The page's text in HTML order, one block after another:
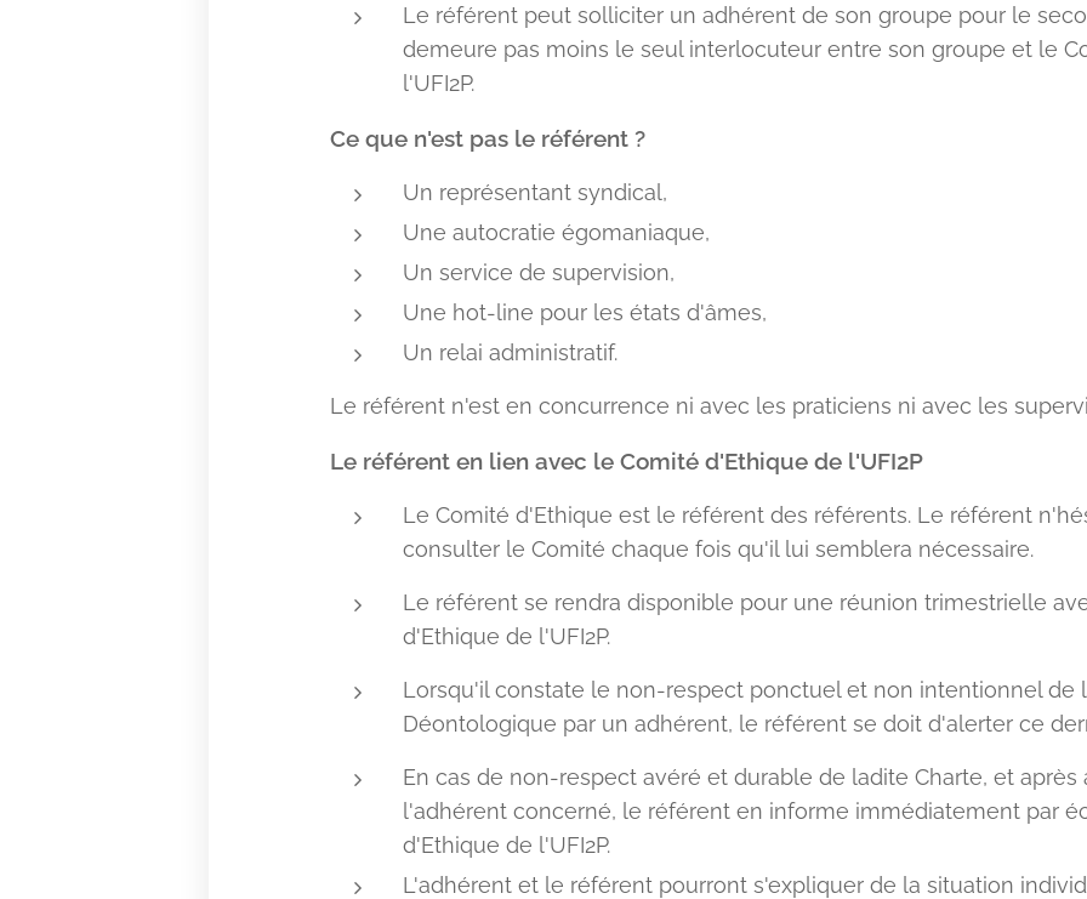
Le référent peut solliciter un adhérent de son groupe pour le
demeure pas moins le seul interlocuteur entre son groupe et le
l'UFI2P.
Ce que n'est pas le référent ?
Un représentant syndical,
Une autocratie égomaniaque,
Un service de supervision,
Une hot-line pour les états d'âmes,
Un relai administratif.
Le référent n'est en concurrence ni avec les praticiens ni avec les
Le référent en lien avec le Comité d'Ethique de l'UFI2P
Le Comité d'Ethique est le référent des référents. Le référent
consulter le Comité chaque fois qu'il lui semblera nécessaire.
Le référent se rendra disponible pour une réunion trimestrielle
d'Ethique de l'UFI2P.
Lorsqu'il constate le non-respect ponctuel et non intentionnel de
Déontologique par un adhérent, le référent se doit d'alerter ce
En cas de non-respect avéré et durable de ladite Charte, et après
l'adhérent concerné, le référent en informe immédiatement par
d'Ethique de l'UFI2P.
L'adhérent et le référent pourront s'expliquer de la situation